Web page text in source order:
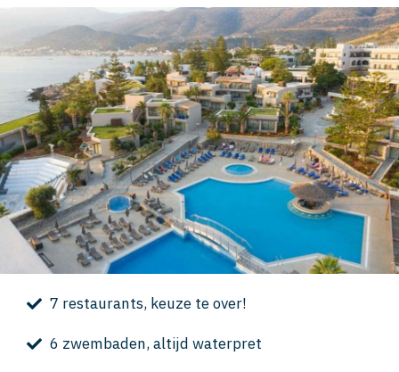
7 restaurants, keuze te over!
6 zwembaden, altijd waterpret